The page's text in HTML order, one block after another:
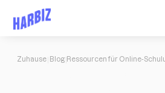
Zuhause Blog